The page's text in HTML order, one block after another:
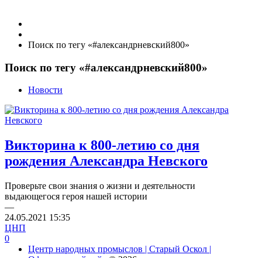
Поиск по тегу «#александрневский800»
Поиск по тегу «#александрневский800»
Новости
Викторина к 800-летию со дня
рождения Александра Невского
Проверьте свои знания о жизни и деятельности
выдающегося героя нашей истории
—
24.05.2021 15:35
ЦНП
0
Центр народных промыслов | Старый Оскол |